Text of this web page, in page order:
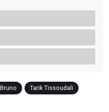
Tarik Tissoudali